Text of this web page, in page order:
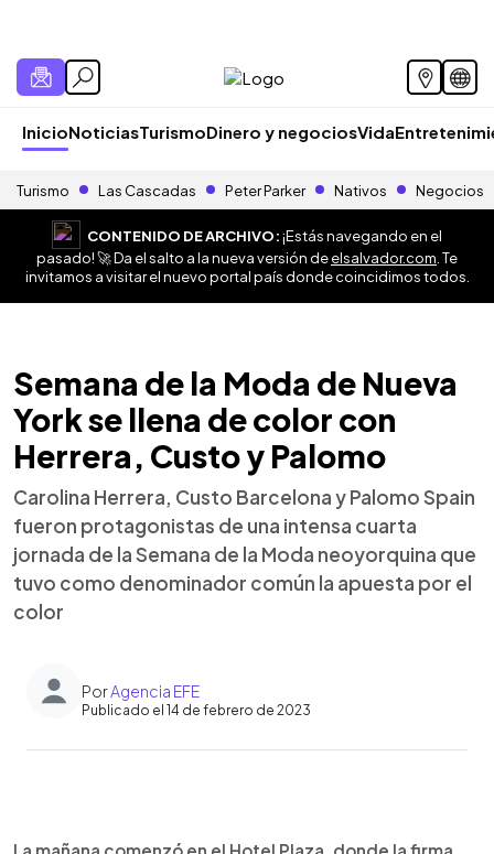
InicioNoticiasTurismoDinero y negociosVida
Turismo Las Cascadas Peter Parker Nativos Negocios
CONTENIDO DE ARCHIVO:¡Estás navegando en el
pasado! 🚀 Da el salto a la nueva versión deelsalvador.com . Te
invitamos a visitar el nuevo portal país donde coincidimos todos.
Semana de la Moda de Nueva
York se llena de color con
Herrera, Custo y Palomo
Carolina Herrera, Custo Barcelona y Palomo Spain
fueron protagonistas de una intensa cuarta
jornada de la Semana de la Moda neoyorquina que
tuvo como denominador común la apuesta por el
color
PorAgencia EFE
Publicado el 14 de febrero de 2023
► Escuchar artículo